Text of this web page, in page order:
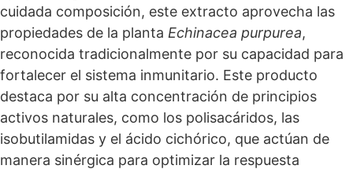
cuidada composición, este extracto aprovecha las
propiedades de la planta Echinacea purpurea,
reconocida tradicionalmente por su capacidad para
fortalecer el sistema inmunitario. Este producto
destaca por su alta concentración de principios
activos naturales, como los polisacáridos, las
isobutilamidas y el ácido cichórico, que actúan de
manera sinérgica para optimizar la respuesta